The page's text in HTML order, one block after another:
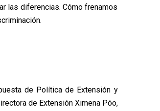
las diferencias. Cómo frenamos
de Política de Extensión y
de Extensión Ximena Póo,